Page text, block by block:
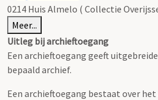
0214 Huis Almelo ( Collectie
Meer...
Uitleg bij archieftoegang
Een archieftoegang geeft
bepaald archief.
Een archieftoegang bestaat over